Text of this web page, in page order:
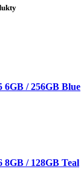
6GB / 256GB Blue
8GB / 128GB Teal